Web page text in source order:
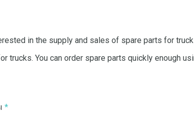
in the supply and sales of spare parts for
You can order spare parts quickly enough
*